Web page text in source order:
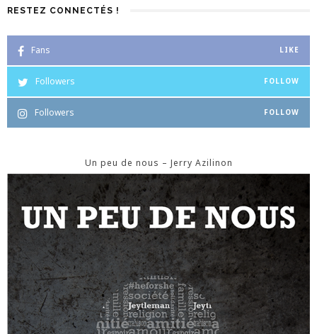
RESTEZ CONNECTÉS !
Fans LIKE
Followers FOLLOW
Followers FOLLOW
Un peu de nous – Jerry Azilinon